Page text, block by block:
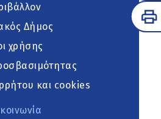
Δήμος
χρήσης
και cookies